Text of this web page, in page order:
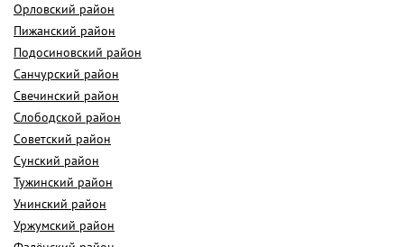
Орловский район
Пижанский район
Подосиновский район
Санчурский район
Свечинский район
Слободской район
Советский район
Сунский район
Тужинский район
Унинский район
Уржумский район